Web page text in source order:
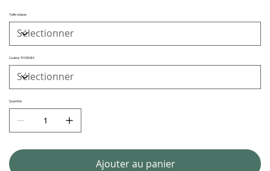
Taille casque
Couleur THOR MX
Quantité
Ajouter au panier